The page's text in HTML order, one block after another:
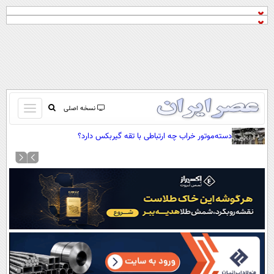
نسخه اصلی
باز
و
کردن
صفحه اول
آرشیو
نظرسنجی
آب و هوا
اوقات شرعی
سواد زندگی
دسته‌موتور خراب چه ارتباطی با تقه گیربکس دارد؟